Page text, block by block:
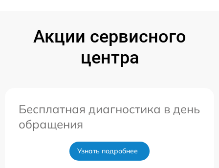
Акции сервисного
центра
Бесплатная диагностика в день
обращения
Узнать подробнее